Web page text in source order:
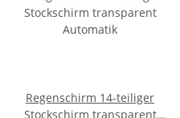
Regenschirm 14-teiliger
Stockschirm transparent